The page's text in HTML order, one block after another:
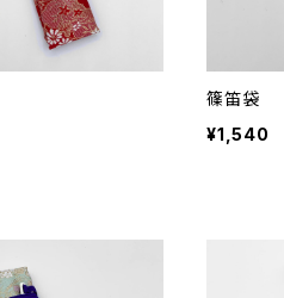
篠笛袋
¥1,540